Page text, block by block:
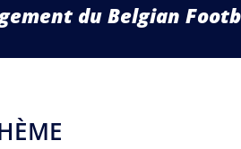
du Belgian